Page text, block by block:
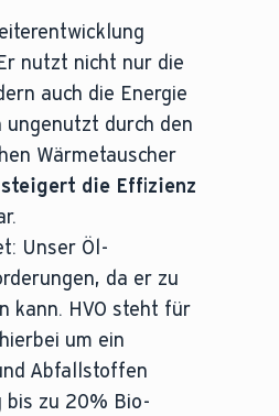
nutzt nicht nur die
auch die Energie
ungenutzt durch den
Wärmetauscher
steigert die Effizienz
Unser Öl-
da er zu
kann. HVO steht für
um ein
Abfallstoffen
bis zu 20% Bio-